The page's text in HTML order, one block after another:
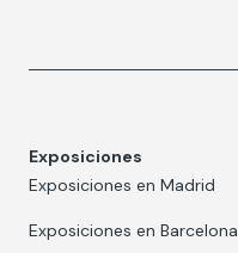
Exposiciones
Exposiciones en Madrid
Exposiciones en Barcelona